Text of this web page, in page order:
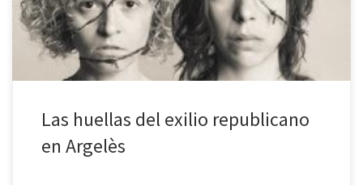
de la guerra civil […]
Las huellas del exilio republicano
en Argelès